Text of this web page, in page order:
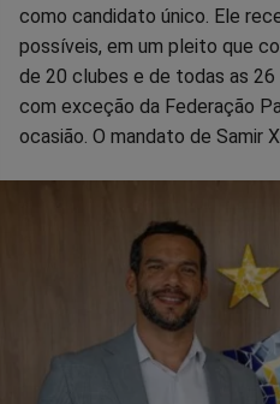
como candidato único. Ele
possíveis, em um pleito que
de 20 clubes e de todas as
com exceção da Federação
ocasião. O mandato de Samir